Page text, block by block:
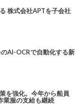
株式会社APTを子会社
AI-OCRで自動化する新
を強化。今年から船員
業服の支給も継続